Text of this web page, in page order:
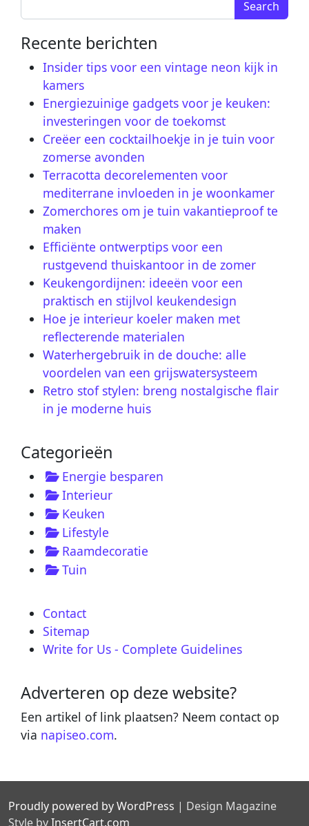
Recente berichten
Insider tips voor een vintage neon kijk in
kamers
Energiezuinige gadgets voor je keuken:
investeringen voor de toekomst
Creëer een cocktailhoekje in je tuin voor
zomerse avonden
Terracotta decorelementen voor
mediterrane invloeden in je woonkamer
Zomerchores om je tuin vakantieproof te
maken
Efficiënte ontwerptips voor een
rustgevend thuiskantoor in de zomer
Keukengordijnen: ideeën voor een
praktisch en stijlvol keukendesign
Hoe je interieur koeler maken met
reflecterende materialen
Waterhergebruik in de douche: alle
voordelen van een grijswatersysteem
Retro stof stylen: breng nostalgische flair
in je moderne huis
Categorieën
Energie besparen
Interieur
Keuken
Lifestyle
Raamdecoratie
Tuin
Contact
Sitemap
Write for Us - Complete Guidelines
Adverteren op deze website?
Een artikel of link plaatsen? Neem contact op
via napiseo.com.
Proudly powered by WordPress | Design Magazine
Style byInsertCart.com